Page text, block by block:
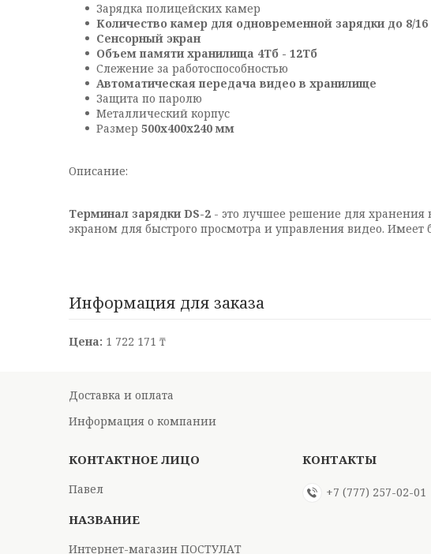
Зарядка полицейских камер
Количество камер для одновременной зарядки до 8/16
Сенсорный экран
Объем памяти хранилища 4Тб - 12Тб
Слежение за работоспособностью
Автоматическая передача видео в хранилище
Защита по паролю
Металлический корпус
Размер 500х400х240 мм
Описание:
Терминал зарядки DS-2 - это лучшее решение для хранения
экраном для быстрого просмотра и управления видео.
Информация для заказа
Цена: 1 722 171 ₸
Доставка и оплата
Информация о компании
Павел
Интернет-магазин ПОСТУЛАТ
+7 (777) 257-02-01